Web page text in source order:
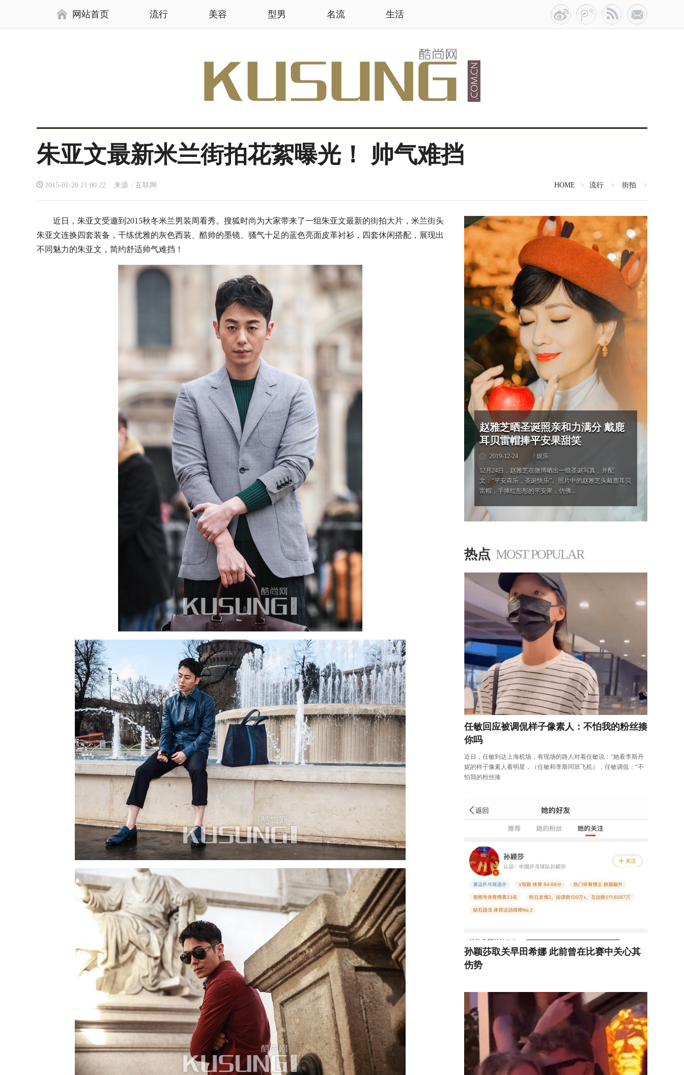
网站首页 流行 美容 型男 名流 生活
朱亚文最新米兰街拍花絮曝光！ 帅气难挡
2015-01-20 21:00:22 来源：互联网 HOME > 流行 > 街拍 >
近日，朱亚文受邀到2015秋冬米兰男装周看秀。搜狐时尚为大家带来了一组朱亚文最新的街拍大片，米兰街头
朱亚文连换四套装备，干练优雅的灰色西装、酷帅的墨镜、骚气十足的蓝色亮面皮革衬衫，四套休闲搭配，展现出
不同魅力的朱亚文，简约舒适帅气难挡！
赵雅芝晒圣诞照亲和力满分 戴鹿
耳贝雷帽捧平安果甜笑
2019-12-24
/ 娱乐
12月24日，赵雅芝在微博晒出一组圣诞写真，并配
文：“平安喜乐，圣诞快乐”。照片中的赵雅芝头戴鹿耳贝
雷帽，手捧红彤彤的平安果，仿佛...
热点 MOST POPULAR
任敏回应被调侃样子像素人：不怕我的粉丝揍
你吗
近日，任敏到达上海机场，有现场的路人对着任敏说：“她看李斯丹
妮的样子像素人看明星，（任敏和李斯同班飞机），任敏调侃：“不
怕我的粉丝揍
孙颖莎取关早田希娜 此前曾在比赛中关心其
伤势